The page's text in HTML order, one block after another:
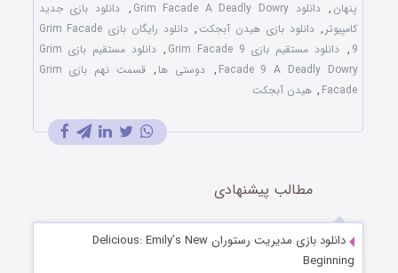
پنهان , دانلود Grim Facade A Deadly Dowry , دانلود بازی جدید
کامپیوتر , دانلود بازی هیدن آبجکت,
دانلود رایگان بازی Grim Facade
9
, دانلود مستقیم بازی Grim Facade 9 ,
دانلود مستقیم بازی Grim
Facade 9 A Deadly Dowry
, دوستی ها ,
قسمت نهم بازی Grim
Facade
, هیدن آبجکت
مطالب پیشنهادی
دانلود بازی مدیریت رستوران Delicious: Emily’s New
Beginning